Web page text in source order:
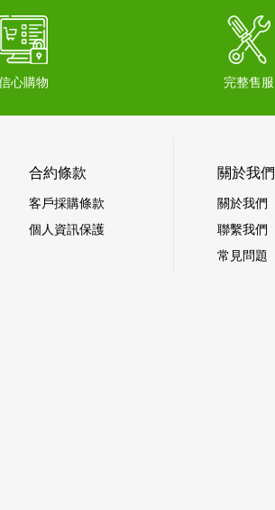
心購物 完整售服
合約條款
客戶採購條款
個人資訊保護
關於我們
關於我們
聯繫我們
常見問題